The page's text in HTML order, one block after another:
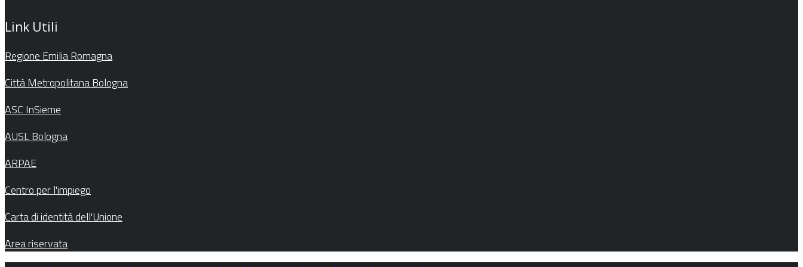
Link Utili
Regione Emilia Romagna
Città Metropolitana Bologna
ASC InSieme
AUSL Bologna
ARPAE
Centro per l'impiego
Carta di identità dell'Unione
Area riservata